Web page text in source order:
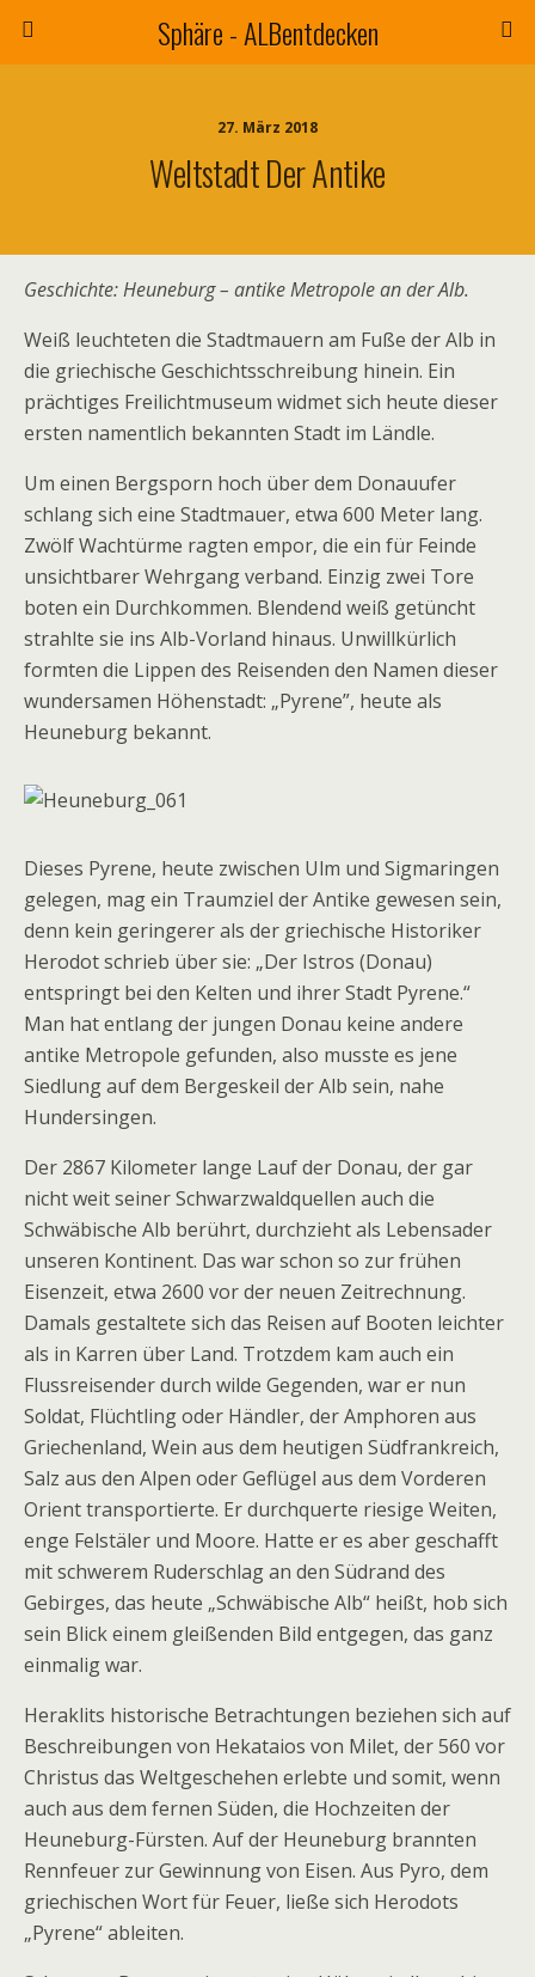
Sphäre - ALBentdecken
27. März 2018
Weltstadt Der Antike
Geschichte: Heuneburg – antike Metropole an der Alb.
Weiß leuchteten die Stadtmauern am Fuße der Alb in
die griechische Geschichtsschreibung hinein. Ein
prächtiges Freilichtmuseum widmet sich heute dieser
ersten namentlich bekannten Stadt im Ländle.
Um einen Bergsporn hoch über dem Donauufer
schlang sich eine Stadtmauer, etwa 600 Meter lang.
Zwölf Wachtürme ragten empor, die ein für Feinde
unsichtbarer Wehrgang verband. Einzig zwei Tore
boten ein Durchkommen. Blendend weiß getüncht
strahlte sie ins Alb-Vorland hinaus. Unwillkürlich
formten die Lippen des Reisenden den Namen dieser
wundersamen Höhenstadt: „Pyrene”, heute als
Heuneburg bekannt.
Dieses Pyrene, heute zwischen Ulm und Sigmaringen
gelegen, mag ein Traumziel der Antike gewesen sein,
denn kein geringerer als der griechische Historiker
Herodot schrieb über sie: „Der Istros (Donau)
entspringt bei den Kelten und ihrer Stadt Pyrene.“
Man hat entlang der jungen Donau keine andere
antike Metropole gefunden, also musste es jene
Siedlung auf dem Bergeskeil der Alb sein, nahe
Hundersingen.
Der 2867 Kilometer lange Lauf der Donau, der gar
nicht weit seiner Schwarzwaldquellen auch die
Schwäbische Alb berührt, durchzieht als Lebensader
unseren Kontinent. Das war schon so zur frühen
Eisenzeit, etwa 2600 vor der neuen Zeitrechnung.
Damals gestaltete sich das Reisen auf Booten leichter
als in Karren über Land. Trotzdem kam auch ein
Flussreisender durch wilde Gegenden, war er nun
Soldat, Flüchtling oder Händler, der Amphoren aus
Griechenland, Wein aus dem heutigen Südfrankreich,
Salz aus den Alpen oder Geflügel aus dem Vorderen
Orient transportierte. Er durchquerte riesige Weiten,
enge Felstäler und Moore. Hatte er es aber geschafft
mit schwerem Ruderschlag an den Südrand des
Gebirges, das heute „Schwäbische Alb“ heißt, hob sich
sein Blick einem gleißenden Bild entgegen, das ganz
einmalig war.
Heraklits historische Betrachtungen beziehen sich auf
Beschreibungen von Hekataios von Milet, der 560 vor
Christus das Weltgeschehen erlebte und somit, wenn
auch aus dem fernen Süden, die Hochzeiten der
Heuneburg-Fürsten. Auf der Heuneburg brannten
Rennfeuer zur Gewinnung von Eisen. Aus Pyro, dem
griechischen Wort für Feuer, ließe sich Herodots
„Pyrene“ ableiten.